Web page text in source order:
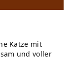
Katze mit
und voller